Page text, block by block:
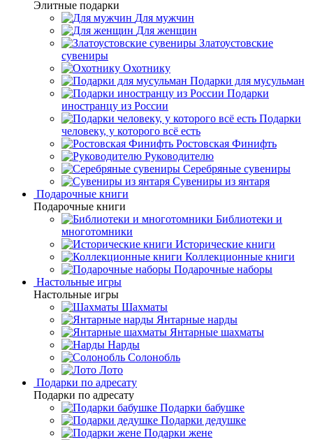
Элитные подарки
Для мужчин
Для женщин
Златоустовские
сувениры
Охотнику
Подарки для мусульман
Подарки
иностранцу из России
Подарки
человеку, у которого всё есть
Ростовская Финифть
Руководителю
Серебряные сувениры
Сувениры из янтаря
Подарочные книги
Подарочные книги
Библиотеки и
многотомники
Исторические книги
Коллекционные книги
Подарочные наборы
Настольные игры
Настольные игры
Шахматы
Янтарные нарды
Янтарные шахматы
Нарды
Солонобль
Лото
Подарки по адресату
Подарки по адресату
Подарки бабушке
Подарки дедушке
Подарки жене